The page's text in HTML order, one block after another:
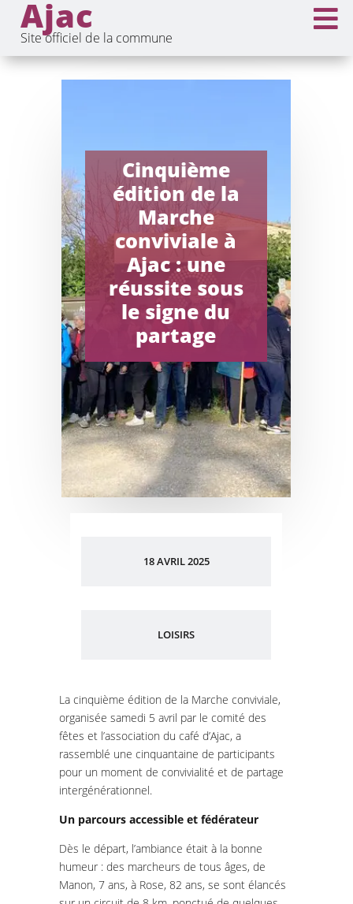
Ajac
Site officiel de la commune

Cinquième
édition de la
Marche
conviviale à
Ajac : une
réussite sous
le signe du
partage
18 AVRIL 2025
LOISIRS
La cinquième édition de la Marche conviviale,
organisée samedi 5 avril par le comité des
fêtes et l’association du café d’Ajac, a
rassemblé une cinquantaine de participants
pour un moment de convivialité et de partage
intergénérationnel.
Un parcours accessible et fédérateur
Dès le départ, l’ambiance était à la bonne
humeur : des marcheurs de tous âges, de
Manon, 7 ans, à Rose, 82 ans, se sont élancés